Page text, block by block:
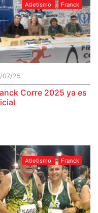
Atletismo Franck
07/25
Corre 2025 ya es
Atletismo Franck